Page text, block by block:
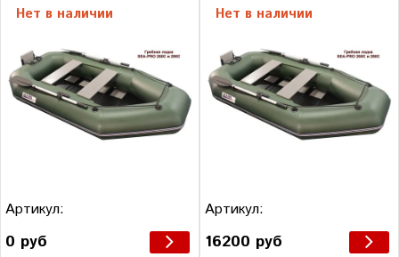
Нет в наличии
Артикул:
0 руб
Нет в наличии
Артикул:
16200 руб